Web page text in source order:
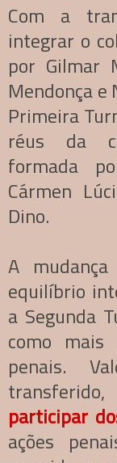
Com a
integrar o
por Gilmar
Mendonça e
Primeira
réus da
formada
Cármen
Dino.
A
equilíbrio
a Segunda
como mais
penais.
transferido,
participar
ações